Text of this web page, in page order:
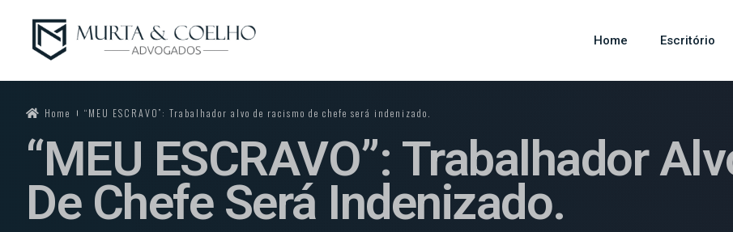
Home Escritório
Home “MEU ESCRAVO”: Trabalhador alvo de racismo de chefe será indenizado.
“MEU ESCRAVO”: Trabalhador
De Chefe Será Indenizado.